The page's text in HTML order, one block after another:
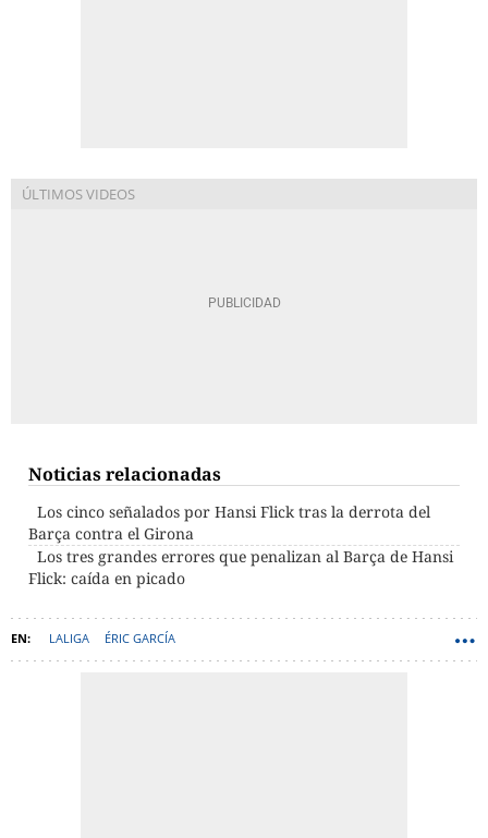
Noticias relacionadas
Los cinco señalados por Hansi Flick tras la derrota del
Barça contra el Girona
Los tres grandes errores que penalizan al Barça de Hansi
Flick: caída en picado
LALIGA ÉRIC GARCÍA